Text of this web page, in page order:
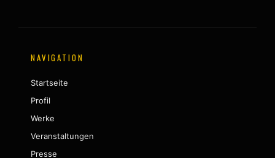
NAVIGATION
Startseite
Profil
Werke
Veranstaltungen
Presse